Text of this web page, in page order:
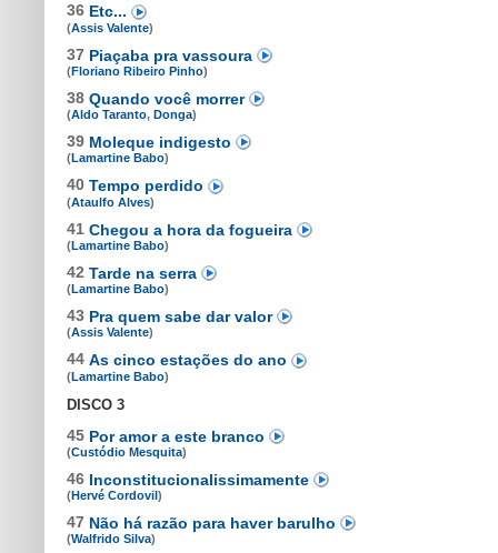
36 Etc...
(Assis Valente)
37 Piaçaba pra vassoura
(Floriano Ribeiro Pinho)
38 Quando você morrer
(Aldo Taranto, Donga)
39 Moleque indigesto
(Lamartine Babo)
40 Tempo perdido
(Ataulfo Alves)
41 Chegou a hora da fogueira
(Lamartine Babo)
42 Tarde na serra
(Lamartine Babo)
43 Pra quem sabe dar valor
(Assis Valente)
44 As cinco estações do ano
(Lamartine Babo)
DISCO 3
45 Por amor a este branco
(Custódio Mesquita)
46 Inconstitucionalissimamente
(Hervé Cordovil )
47 Não há razão para haver barulho
(Walfrido Silva)